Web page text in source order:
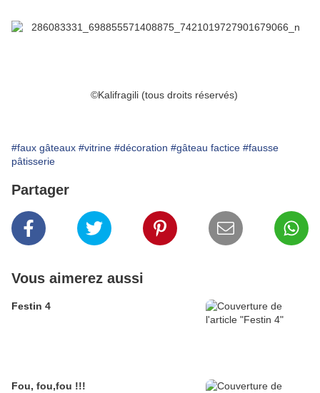
©Kalifragili (tous droits réservés)
#faux gâteaux #vitrine #décoration #gâteau factice #fausse
pâtisserie
Partager
Vous aimerez aussi
Festin 4
Fou, fou,fou !!!